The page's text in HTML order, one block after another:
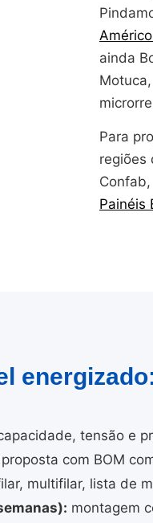
ainda
Para
regiões
Painéis
tensão e
proposta com BOM
multifilar, lista de
montagem